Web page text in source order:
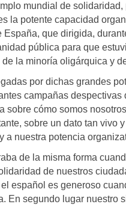
mundial de
la potente capacidad
España, que dirigida,
pública para que
la minoría oligárquica y
por dichas grandes
campañas
sobre cómo somos
sobre un dato tan vivo
a nuestra potencia
de la misma forma
de nuestros
español es generoso
En segundo lugar